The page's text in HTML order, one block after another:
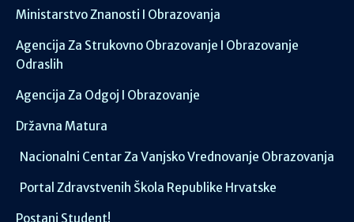
Ministarstvo Znanosti I Obrazovanja
Agencija Za Strukovno Obrazovanje I Obrazovanje
Odraslih
Agencija Za Odgoj I Obrazovanje
Državna Matura
Nacionalni Centar Za Vanjsko Vrednovanje Obrazovanja
Portal Zdravstvenih Škola Republike Hrvatske
Postani Student!